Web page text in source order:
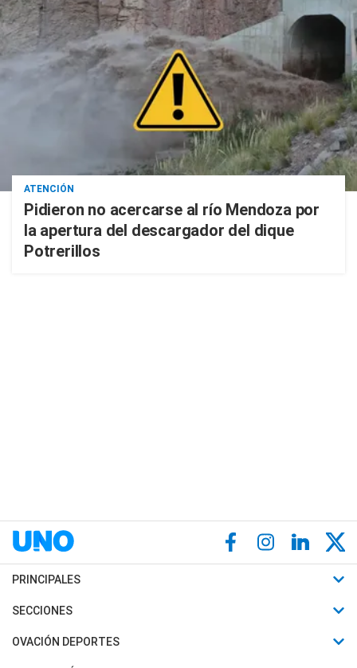
ATENCIÓN
Pidieron no acercarse al río Mendoza por
la apertura del descargador del dique
Potrerillos
PRINCIPALES
Últimas Noticias
Política
SECCIONES
Horóscopo
OVACIÓN DEPORTES